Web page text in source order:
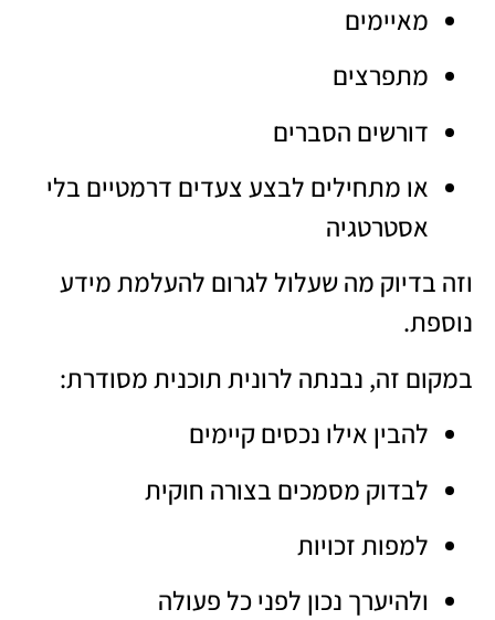
מאיימים
מתפרצים
דורשים הסברים
או מתחילים לבצע צעדים דרמטיים בלי
אסטרטגיה
וזה בדיוק מה שעלול לגרום להעלמת מידע
נוספת.
במקום זה, נבנתה לרונית תוכנית מסודרת:
להבין אילו נכסים קיימים
לבדוק מסמכים בצורה חוקית
למפות זכויות
ולהיערך נכון לפני כל פעולה